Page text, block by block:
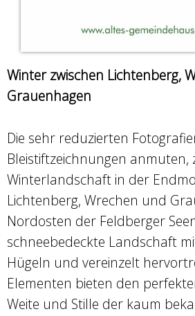
Winter zwischen Lichtenberg,
Grauenhagen
Die sehr reduzierten
Bleistiftzeichnungen anmuten,
Winterlandschaft in der
Lichtenberg, Wrechen und
Nordosten der Feldberger
schneebedeckte Landschaft
Hügeln und vereinzelt
Elementen bieten den
Weite und Stille der kaum